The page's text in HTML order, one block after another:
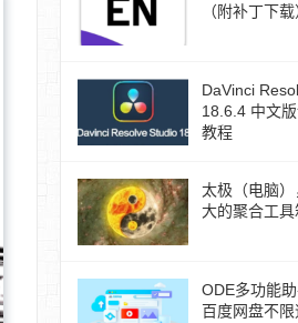
（附补丁下载
DaVinci
18.6.4 中文
教程
太极（电脑
大的聚合工具
ODE多功能
百度网盘不